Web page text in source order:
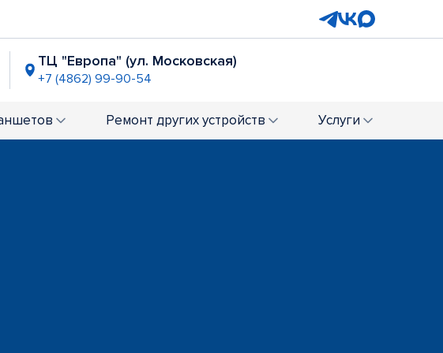
ТЦ "Европа" (ул. Московская)
+7 (4862) 99-90-54
Ремонт других устройств Услуги